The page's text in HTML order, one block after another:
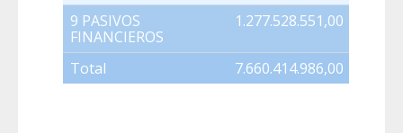
9 PASIVOS
FINANCIEROS
1.277.528.551,00
Total 7.660.414.986,00